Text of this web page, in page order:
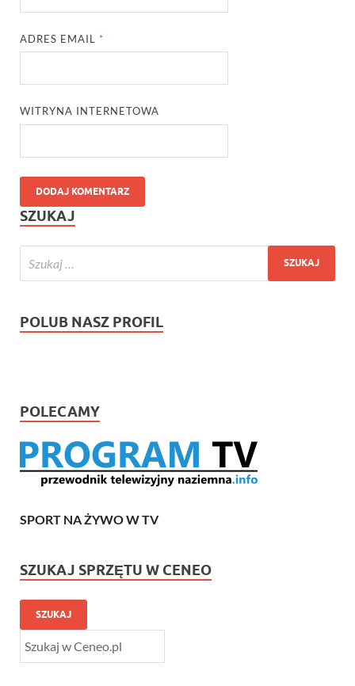
ADRES EMAIL *
WITRYNA INTERNETOWA
SZUKAJ
POLUB NASZ PROFIL
POLECAMY
SPORT NA ŻYWO W TV
SZUKAJ SPRZĘTU W CENEO
SZUKAJ